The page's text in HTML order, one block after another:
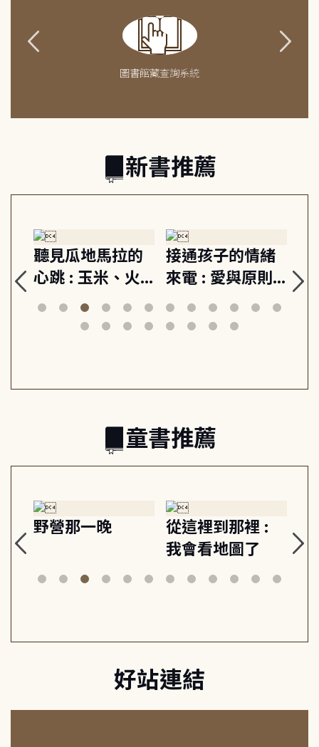
圖書館藏查詢系統
新書推薦
則,
重啟你的情緒開
關 : 高壓人生不
爆炸指南, 5分鐘
減輕身心壓力, 找
成熟大人的幸福
上手力 : 擁抱平
凡中的每個燦爛
時刻, 給匱乏世代
童書推薦
野營那一晚
從這裡到那裡 :
我會看地圖了
美
好站連結